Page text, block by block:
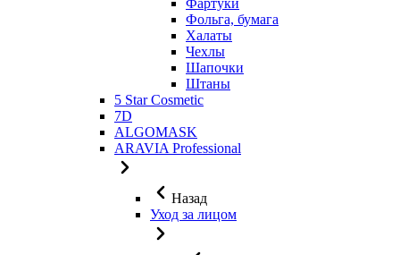
Фартуки
Фольга, бумага
Халаты
Чехлы
Шапочки
Штаны
5 Star Cosmetic
7D
ALGOMASK
ARAVIA Professional
Назад
Уход за лицом